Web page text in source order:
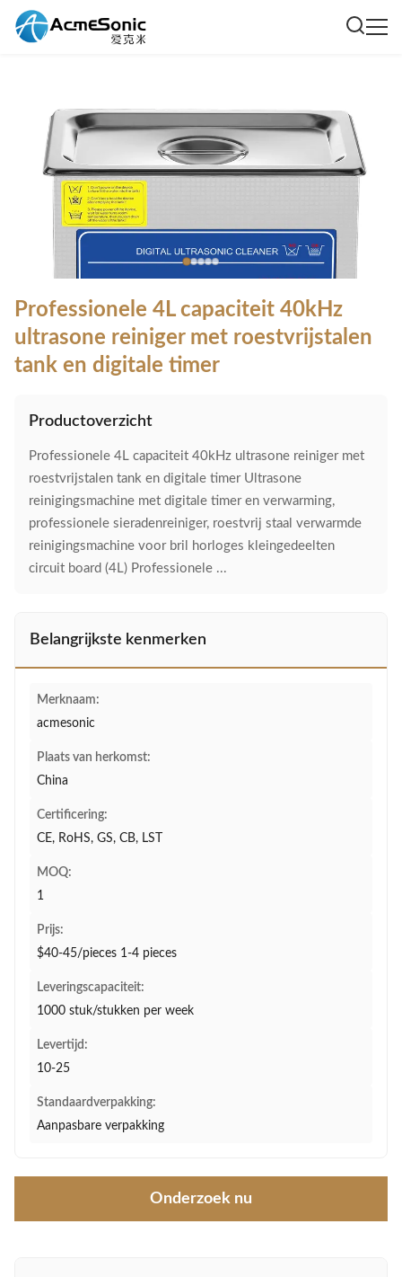
Professionele 4L capaciteit 40kHz
ultrasone reiniger met roestvrijstalen
tank en digitale timer
Productoverzicht
Professionele 4L capaciteit 40kHz ultrasone reiniger met
roestvrijstalen tank en digitale timer Ultrasone
reinigingsmachine met digitale timer en verwarming,
professionele sieradenreiniger, roestvrij staal verwarmde
reinigingsmachine voor bril horloges kleingedeelten
circuit board (4L) Professionele ...
Belangrijkste kenmerken
Merknaam:
acmesonic
Plaats van herkomst:
China
Certificering:
CE, RoHS, GS, CB, LST
MOQ:
1
Prijs:
$40-45/pieces 1-4 pieces
Leveringscapaciteit:
1000 stuk/stukken per week
Levertijd:
10-25
Standaardverpakking:
Aanpasbare verpakking
Onderzoek nu